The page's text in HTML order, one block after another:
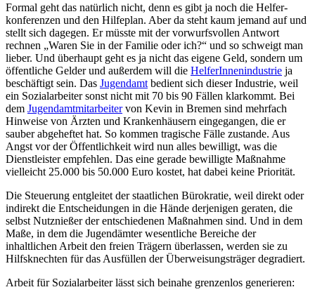
Formal geht das natürlich nicht, denn es gibt ja noch die Helfer­
konferenzen und den Hilfeplan. Aber da steht kaum jemand auf und
stellt sich dagegen. Er müsste mit der vorwurfsvollen Antwort
rechnen „Waren Sie in der Familie oder ich?“ und so schweigt man
lieber. Und überhaupt geht es ja nicht das eigene Geld, sondern um
öffentliche Gelder und außerdem will die HelferInnen­industrie ja
beschäftigt sein. Das Jugendamt bedient sich dieser Industrie, weil
ein Sozialarbeiter sonst nicht mit 70 bis 90 Fällen klarkommt. Bei
dem Jugend­amt­mit­arbeitervon Kevin in Bremen sind mehrfach
Hinweise von Ärzten und Kranken­häusern eingegangen, die er
sauber abgeheftet hat. So kommen tragische Fälle zustande. Aus
Angst vor der Öffentlichkeit wird nun alles bewilligt, was die
Dienstleister empfehlen. Das eine gerade bewilligte Maßnahme
vielleicht 25.000 bis 50.000 Euro kostet, hat dabei keine Priorität.
Die Steuerung entgleitet der staatlichen Bürokratie, weil direkt oder
indirekt die Entscheidungen in die Hände derjenigen geraten, die
selbst Nutznießer der entschiedenen Maßnahmen sind. Und in dem
Maße, in dem die Jugendämter wesentliche Bereiche der
inhaltlichen Arbeit den freien Trägern überlassen, werden sie zu
Hilfs­knechten für das Ausfüllen der Über­weisungs­träger degradiert.
Arbeit für Sozial­arbeiter lässt sich beinahe grenzenlos generieren: